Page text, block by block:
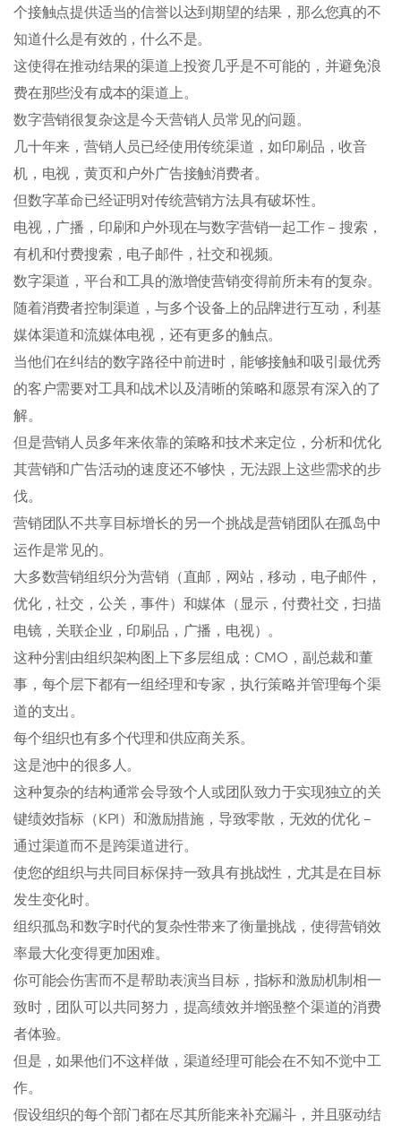
个接触点提供适当的信誉以达到期望的结果，那么您真的不
知道什么是有效的，什么不是。
这使得在推动结果的渠道上投资几乎是不可能的，并避免浪
费在那些没有成本的渠道上。
数字营销很复杂这是今天营销人员常见的问题。
几十年来，营销人员已经使用传统渠道，如印刷品，收音
机，电视，黄页和户外广告接触消费者。
但数字革命已经证明对传统营销方法具有破坏性。
电视，广播，印刷和户外现在与数字营销一起工作 – 搜索，
有机和付费搜索，电子邮件，社交和视频。
数字渠道，平台和工具的激增使营销变得前所未有的复杂。
随着消费者控制渠道，与多个设备上的品牌进行互动，利基
媒体渠道和流媒体电视，还有更多的触点。
当他们在纠结的数字路径中前进时，能够接触和吸引最优秀
的客户需要对工具和战术以及清晰的策略和愿景有深入的了
解。
但是营销人员多年来依靠的策略和技术来定位，分析和优化
其营销和广告活动的速度还不够快，无法跟上这些需求的步
伐。
营销团队不共享目标增长的另一个挑战是营销团队在孤岛中
运作是常见的。
大多数营销组织分为营销（直邮，网站，移动，电子邮件，
优化，社交，公关，事件）和媒体（显示，付费社交，扫描
电镜，关联企业，印刷品，广播，电视）。
这种分割由组织架构图上下多层组成：CMO，副总裁和董
事，每个层下都有一组经理和专家，执行策略并管理每个渠
道的支出。
每个组织也有多个代理和供应商关系。
这是池中的很多人。
这种复杂的结构通常会导致个人或团队致力于实现独立的关
键绩效指标（KPI）和激励措施，导致零散，无效的优化 –
通过渠道而不是跨渠道进行。
使您的组织与共同目标保持一致具有挑战性，尤其是在目标
发生变化时。
组织孤岛和数字时代的复杂性带来了衡量挑战，使得营销效
率最大化变得更加困难。
你可能会伤害而不是帮助表演当目标，指标和激励机制相一
致时，团队可以共同努力，提高绩效并增强整个渠道的消费
者体验。
但是，如果他们不这样做，渠道经理可能会在不知不觉中工
作。
假设组织的每个部门都在尽其所能来补充漏斗，并且驱动结